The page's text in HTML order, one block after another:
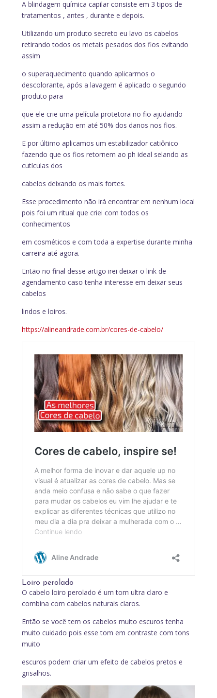
A blindagem química capilar consiste em 3 tipos de
tratamentos , antes , durante e depois.
Utilizando um produto secreto eu lavo os cabelos
retirando todos os metais pesados dos fios evitando
assim
o superaquecimento quando aplicarmos o
descolorante, após a lavagem é aplicado o segundo
produto para
que ele crie uma película protetora no fio ajudando
assim a redução em até 50% dos danos nos fios.
E por último aplicamos um estabilizador catiônico
fazendo que os fios retornem ao ph ideal selando as
cutículas dos
cabelos deixando os mais fortes.
Esse procedimento não irá encontrar em nenhum local
pois foi um ritual que criei com todos os
conhecimentos
em cosméticos e com toda a expertise durante minha
carreira até agora.
Então no final desse artigo irei deixar o link de
agendamento caso tenha interesse em deixar seus
cabelos
lindos e loiros.
https://alineandrade.com.br/cores-de-cabelo/
Loiro perolado
O cabelo loiro perolado é um tom ultra claro e
combina com cabelos naturais claros.
Então se você tem os cabelos muito escuros tenha
muito cuidado pois esse tom em contraste com tons
muito
escuros podem criar um efeito de cabelos pretos e
grisalhos.